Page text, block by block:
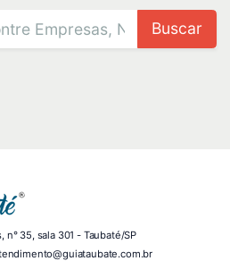
Buscar
35, sala 301 - Taubaté/SP